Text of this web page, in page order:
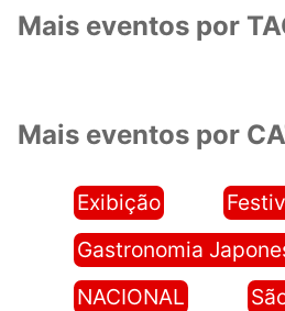
Mais eventos por
Mais eventos por
Exibição
Gastronomia
NACIONAL